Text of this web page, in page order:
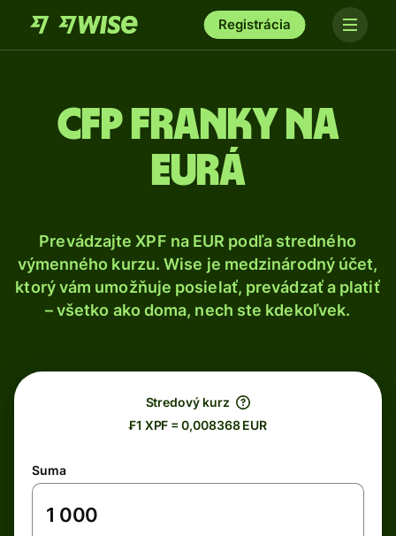
Registrácia
CFP franky na
eurá
Prevádzajte XPF na EUR podľa stredného
výmenného kurzu. Wise je medzinárodný účet,
ktorý vám umožňuje posielať, prevádzať a platiť
– všetko ako doma, nech ste kdekoľvek.
Stredový kurz
₣1 XPF = 0,008368 EUR
Suma